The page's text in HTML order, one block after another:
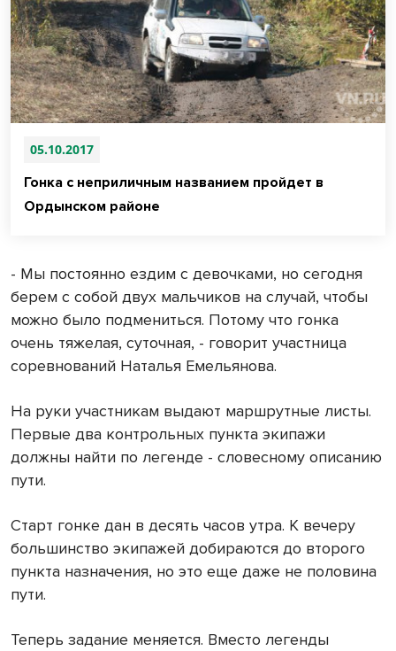
05.10.2017
Гонка с неприличным названием пройдет в
Ордынском районе
- Мы постоянно ездим с девочками, но сегодня
берем с собой двух мальчиков на случай, чтобы
можно было подмениться. Потому что гонка
очень тяжелая, суточная, - говорит участница
соревнований Наталья Емельянова.
На руки участникам выдают маршрутные листы.
Первые два контрольных пункта экипажи
должны найти по легенде - словесному описанию
пути.
Старт гонке дан в десять часов утра. К вечеру
большинство экипажей добираются до второго
пункта назначения, но это еще даже не половина
пути.
Теперь задание меняется. Вместо легенды